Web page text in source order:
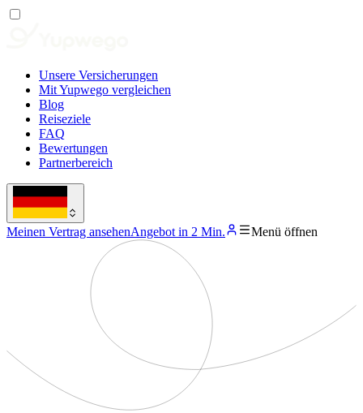
Unsere Versicherungen
Mit Yupwego vergleichen
Blog
Reiseziele
FAQ
Bewertungen
Partnerbereich
Meinen Vertrag ansehenAngebot in 2 Min. Menü öffnen